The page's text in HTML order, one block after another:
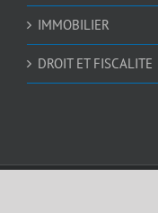
IMMOBILIER
DROIT ET FISCALITE